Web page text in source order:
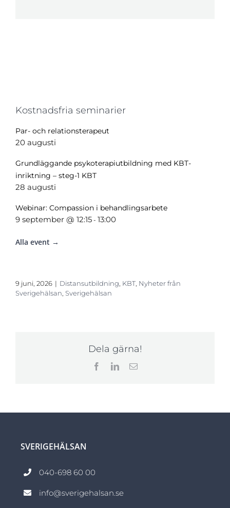
Kostnadsfria seminarier
Par- och relationsterapeut
20 augusti
Grundläggande psykoterapiutbildning med KBT-
inriktning – steg-1 KBT
28 augusti
Webinar: Compassion i behandlingsarbete
9 september @ 12:15- 13:00
Alla event →
9 juni, 2026 | Distansutbildning KBT, Nyheter från
Sverigehälsan Sverigehälsan
Dela gärna!
FacebookLinkedIn
E-
SVERIGEHÄLSAN
040-698 60 00
info@sverigehalsan.se